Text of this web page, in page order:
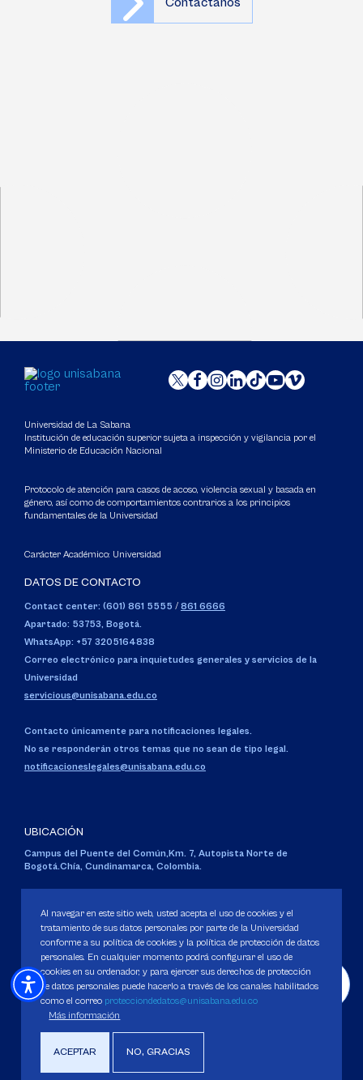
Universidad de La Sabana
Institución de educación superior sujeta a inspección y vigilancia por el
Ministerio de Educación Nacional
Protocolo de atención para casos de acoso, violencia sexual y basada en
género, así como de comportamientos contrarios a los principios
fundamentales de la Universidad
Carácter Académico: Universidad
DATOS DE CONTACTO
Contact center: (601) 861 5555 / 861 6666
Apartado: 53753, Bogotá.
WhatsApp: +57 3205164838
Correo electrónico para inquietudes generales y servicios de la
Universidad
servicious@unisabana.edu.co
Contacto únicamente para notificaciones legales.
No se responderán otros temas que no sean de tipo legal.
notificacioneslegales@unisabana.edu.co
UBICACIÓN
Campus del Puente del Común,Km. 7, Autopista Norte de
Bogotá.Chía, Cundinamarca, Colombia.
Personería Jurídica:Resolución 130 del 14 de enero de 1980.
Ministerio de Educación Nacional.
Política de Protección de datos
Derechos Pecuniarios
Al navegar en este sitio web, usted acepta el uso de cookies y el
tratamiento de sus datos personales por parte de la Universidad
conforme a su política de cookies y la política de protección de datos
personales. En cualquier momento podrá configurar el uso de
cookies en su ordenador, y para ejercer sus derechos de protección
de datos personales puede hacerlo a través de los canales habilitados
como el correo protecciondedatos@unisabana.edu.co
Más información
ACEPTAR NO, GRACIAS